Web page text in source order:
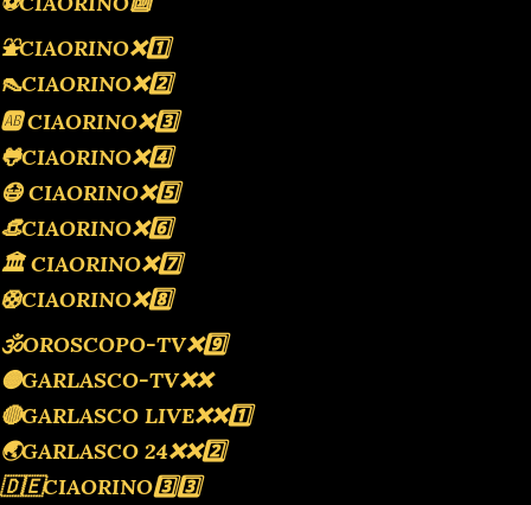
⛲️CIAORINO❌️1️⃣
👠CIAORINO❌️2️⃣
🆎 CIAORINO❌️3️⃣
🐸CIAORINO❌️4️⃣
😷 CIAORINO❌️5️⃣
👒CIAORINO❌️6️⃣
🏛 CIAORINO❌️7️⃣
🛟CIAORINO❌️8️⃣
🕉OROSCOPO-TV❌️9️⃣
🟡GARLASCO-TV❌️❌️
🔴GARLASCO LIVE❌️❌️1️⃣
🌏GARLASCO 24❌️❌️2️⃣
🇩🇪CIAORINO3️⃣3️⃣